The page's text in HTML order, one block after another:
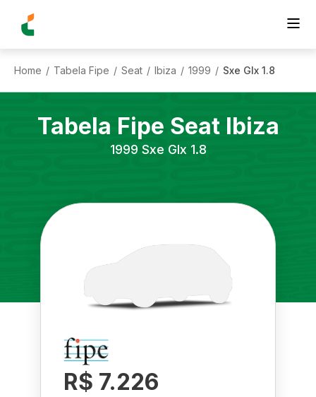
Home / Tabela Fipe / Seat / Ibiza / 1999 / Sxe Glx 1.8
Tabela Fipe Seat Ibiza
1999 Sxe Glx 1.8
R$ 7.226